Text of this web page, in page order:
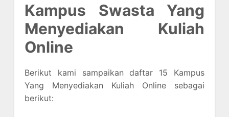
Kampus Swasta Yang
Menyediakan Kuliah
Online
Berikut kami sampaikan daftar 15 Kampus
Yang Menyediakan Kuliah Online sebagai
berikut: